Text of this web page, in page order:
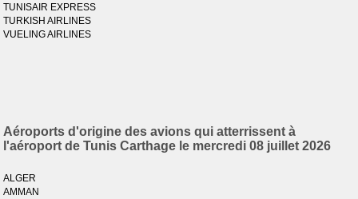
TUNISAIR EXPRESS
TURKISH AIRLINES
VUELING AIRLINES
Aéroports d'origine des avions qui atterrissent à
l'aéroport de Tunis Carthage le mercredi 08 juillet 2026
ALGER
AMMAN